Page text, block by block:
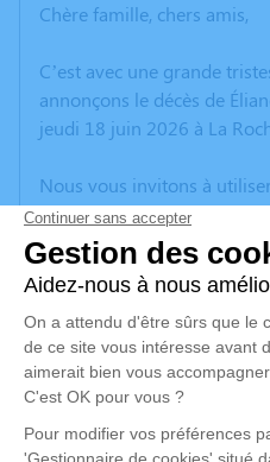
Chère famille, chers amis,
C’est avec une grande
annonçons le décès de
jeudi 18 juin 2026 à La
Nous vous invitons à
vos condoléances,
anecdote ou exprimer vos
poèmes ou des textes. Cet
d'expression dédié à
PROUTEAU.
Un service de plantation
disponible ici.